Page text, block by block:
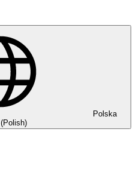
Polska
(Polish)